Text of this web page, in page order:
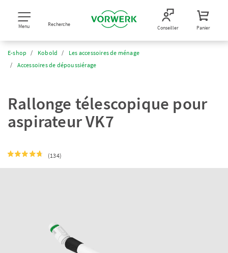
Menu Recherche Conseiller Panier
E-shop Kobold
Les accessoires de ménage
Accessoires de dépoussiérage
Rallonge télescopique pour
aspirateur VK7
(134)